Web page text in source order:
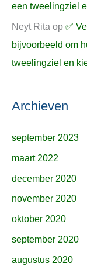
een tweelingziel
Neyt Rita op ✅
bijvoorbeeld om
tweelingziel en
Archieven
september 2023
maart 2022
december 2020
november 2020
oktober 2020
september 2020
augustus 2020